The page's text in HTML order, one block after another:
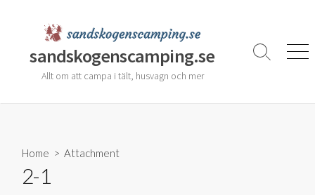
sandskogenscamping.se
Allt om att campa i tält, husvagn och mer
Search
Home > Attachment
2-1